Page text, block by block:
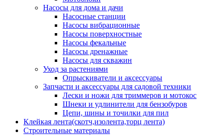
Насосы для дома и дачи
Насосные станции
Насосы вибрационные
Насосы поверхностные
Насосы фекальные
Насосы дренажные
Насосы для скважин
Уход за растениями
Опрыскиватели и аксессуары
Запчасти и аксессуары для садовой техники
Лески и ножи для триммеров и мотокос
Шнеки и удлинители для бензобуров
Цепи, шины и точилки для пил
Клейкая лента(скотч,изолента,торц лента)
Строительные материалы